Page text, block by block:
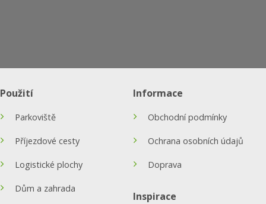
Použití
Parkoviště
Příjezdové cesty
Logistické plochy
Dům a zahrada
Informace
Obchodní podmínky
Ochrana osobních údajů
Doprava
Inspirace